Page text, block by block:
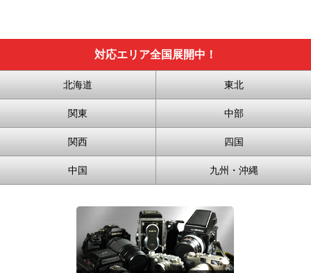
対応エリア全国展開中！
北海道 東北
関東 中部
関西 四国
中国 九州・沖縄